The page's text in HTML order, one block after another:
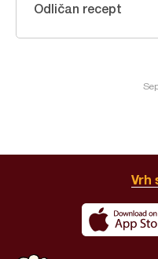
Odličan recept
Vrh